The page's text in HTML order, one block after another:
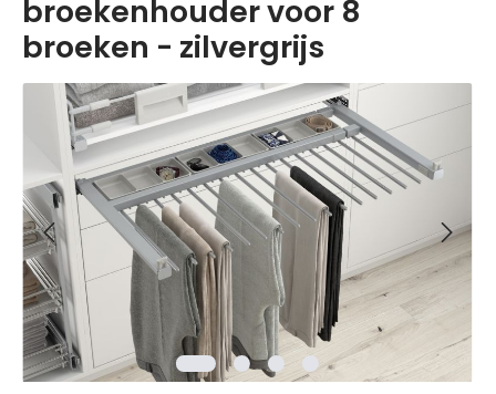
broekenhouder voor 8
broeken - zilvergrijs